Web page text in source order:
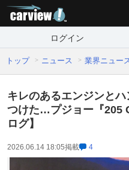
ログイン
トップ ニュース 業界ニュー
キレのあるエンジンと
つけた…プジョー『205
ログ】
2026.06.14 18:05掲載 4